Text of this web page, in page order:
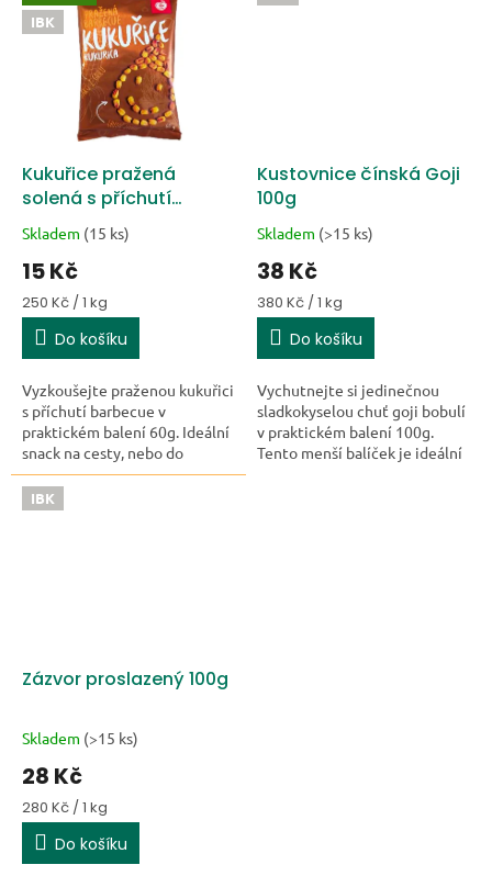
obsahuje...
IBK
Kukuřice pražená
solená s příchutí
barbecue 60g
Skladem (15 ks)
15 Kč
Měrná cena:
250 Kč / 1 kg
Do košíku
Vyzkoušejte praženou kukuřici
s příchutí barbecue v
praktickém balení 60g. Ideální
snack na cesty, nebo do
polévky místo chleba.
Vychutnejte si křupavou
texturu a výraznou...
Kustovnice čínská Goji
100g
Skladem (>15 ks)
38 Kč
Měrná cena:
380 Kč / 1 kg
Do košíku
Vychutnejte si jedinečnou
sladkokyselou chuť goji bobulí
v praktickém balení 100g.
Tento menší balíček je ideální
IBK
Zázvor proslazený 100g
Skladem (>15 ks)
28 Kč
Měrná cena:
280 Kč / 1 kg
Do košíku